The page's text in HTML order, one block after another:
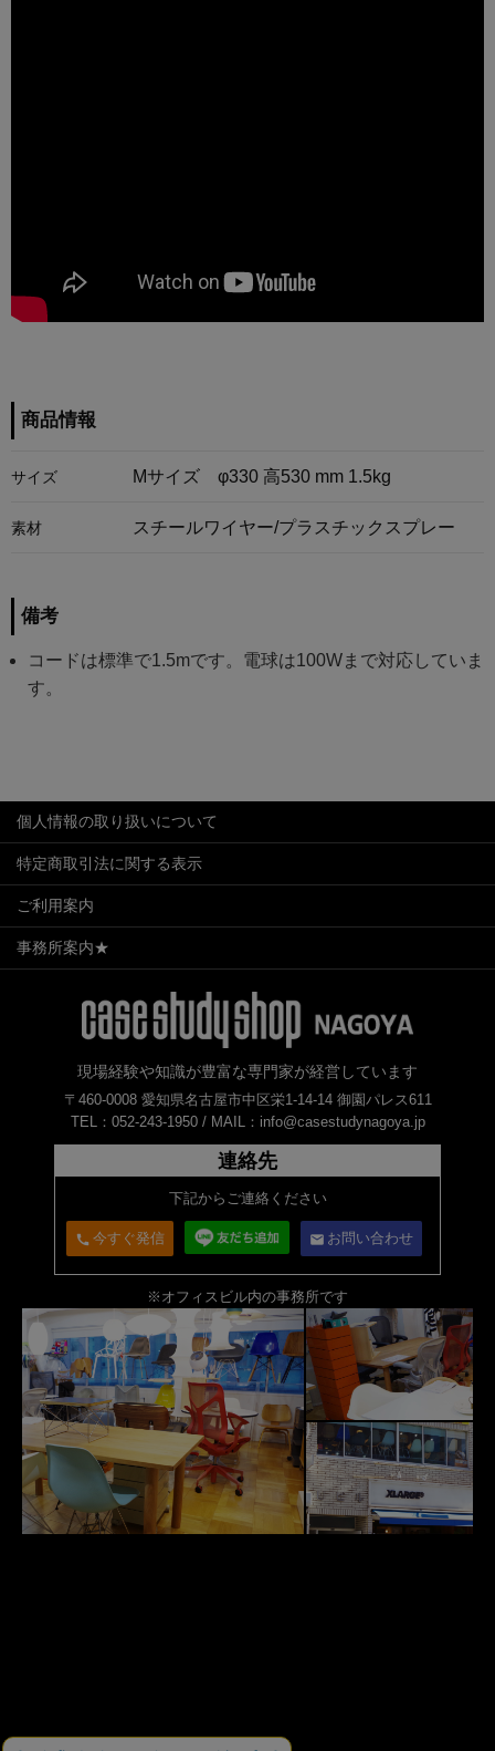
商品情報
サイズ Mサイズ φ330 高530 mm 1.5kg
素材 スチールワイヤー/プラスチックスプレー
備考
コードは標準で1.5mです。電球は100Wまで対応していま
す。
個人情報の取り扱いについて
特定商取引法に関する表示
ご利用案内
事務所案内★
現場経験や知識が豊富な専門家が経営しています
〒460-0008 愛知県名古屋市中区栄1-14-14 御園パレス611
TEL：052-243-1950 / MAIL：info@casestudynagoya.jp
連絡先
下記からご連絡ください
call 今すぐ発信 email お問い合わせ
※オフィスビル内の事務所です